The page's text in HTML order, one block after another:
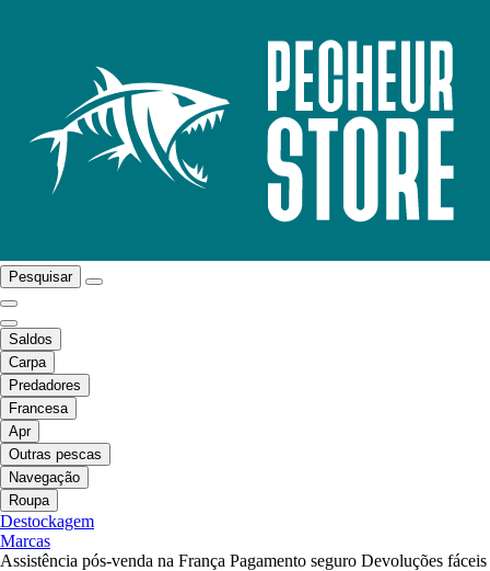
Pesquisar
Saldos
Carpa
Predadores
Francesa
Apr
Outras pescas
Navegação
Roupa
Destockagem
Marcas
Assistência pós-venda na França Pagamento seguro Devoluções fáceis